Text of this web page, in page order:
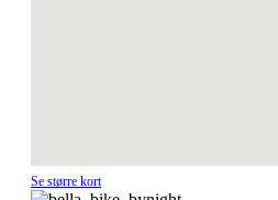
Se større kort